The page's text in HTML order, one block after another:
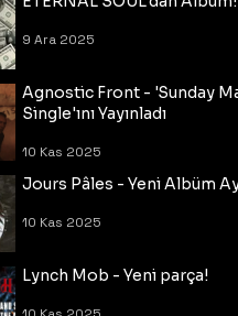
9 Ara 2025
Agnostic Front - 'Sunday
Single'ını Yayınladı
10 Kas 2025
Jours Pâles - Yeni Albüm
10 Kas 2025
Lynch Mob - Yeni parça!